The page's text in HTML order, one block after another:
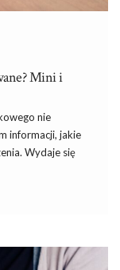
Mini i
nie
informacji, jakie
Wydaje się
jak mini